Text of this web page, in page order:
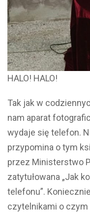
HALO! HALO!
Tak jak w
nam aparat
wydaje się telefon.
przypomina o tym
przez Ministerstwo
zatytułowana „Jak
telefonu”.
czytelnikami o